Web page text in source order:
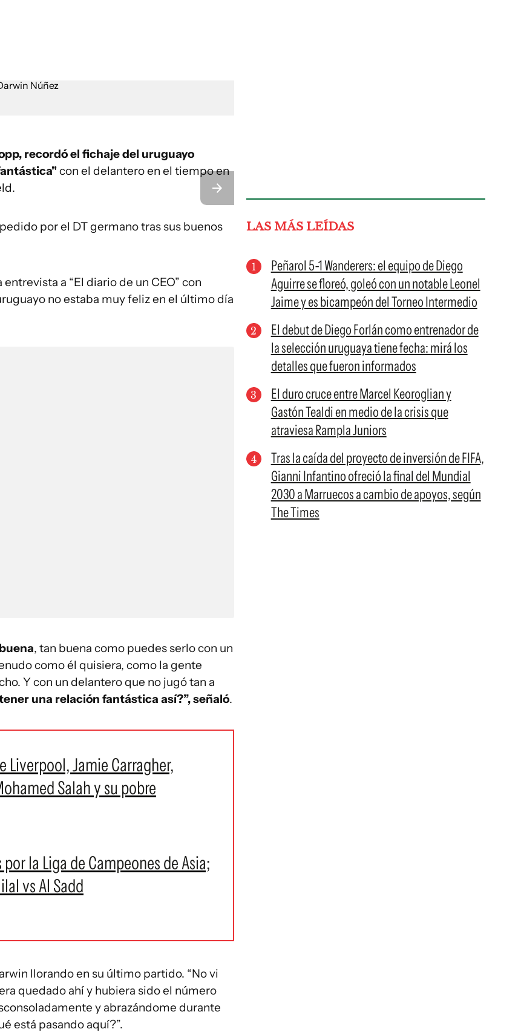
recordó el fichaje del uruguayo
con el delantero en el tiempo en
por el DT germano tras sus buenos
a “El diario de un CEO” con
no estaba muy feliz en el último día
, tan buena como puedes serlo con un
como él quisiera, como la gente
Y con un delantero que no jugó tan a
una relación fantástica así?”, señaló.
Liverpool, Jamie Carragher,
Salah y su pobre
la Liga de Campeones de Asia;
vs Al Sadd
llorando en su último partido. “No vi
quedado ahí y hubiera sido el número
y abrazándome durante
está pasando aquí?”.
LAS MÁS LEÍDAS
Peñarol 5-1 Wanderers: el equipo de Diego
Aguirre se floreó, goleó con un notable Leonel
Jaime y es bicampeón del Torneo Intermedio
El debut de Diego Forlán como entrenador de
la selección uruguaya tiene fecha: mirá los
detalles que fueron informados
El duro cruce entre Marcel Keoroglian y
Gastón Tealdi en medio de la crisis que
atraviesa Rampla Juniors
Tras la caída del proyecto de inversión de FIFA,
Gianni Infantino ofreció la final del Mundial
2030 a Marruecos a cambio de apoyos, según
The Times